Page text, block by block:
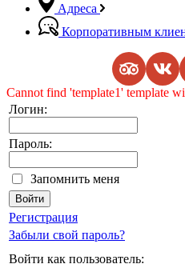
Адреса
Корпоративным
Cannot find 'template1' template
Логин:
Пароль:
Запомнить меня
Регистрация
Забыли свой пароль?
Войти как пользователь: